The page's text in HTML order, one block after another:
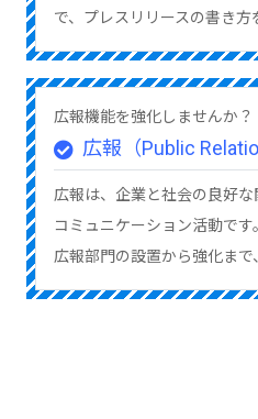
で、プレスリリースの書き方
広報機能を強化しませんか？
広報（Public
広報は、企業と社会の良好
コミュニケーション活動です
広報部門の設置から強化まで